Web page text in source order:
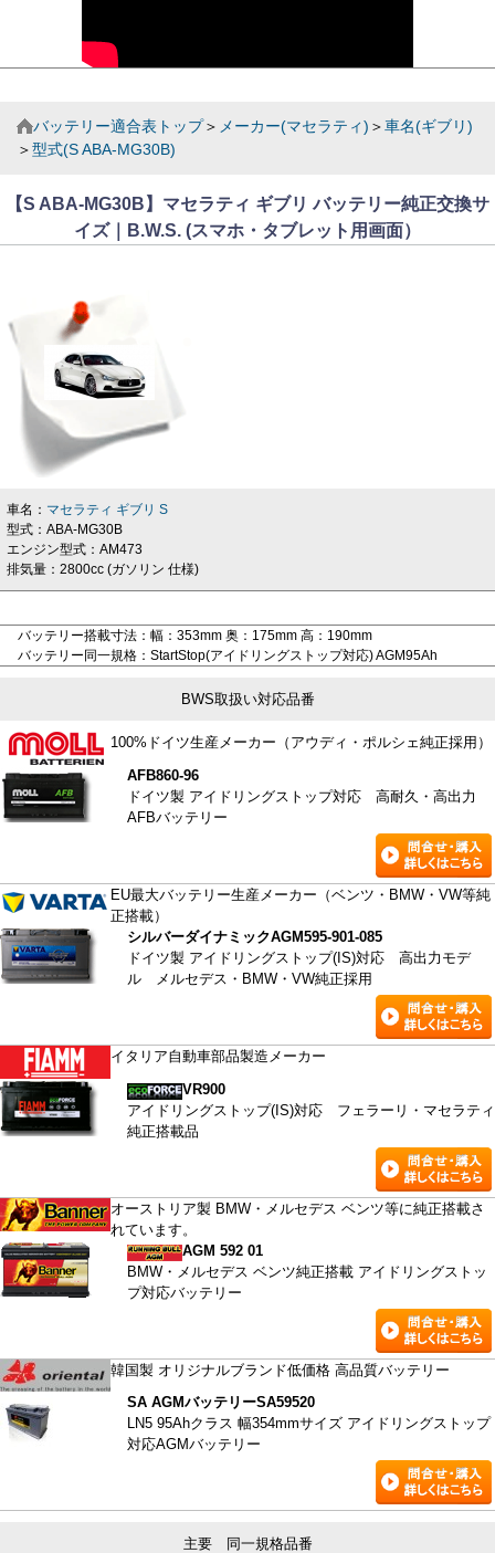
バッテリー適合表トップ＞ メーカー(マセラティ) ＞車名(ギブリ)
＞型式(S ABA-MG30B)
【S ABA-MG30B】マセラティ ギブリ バッテリー純正交換サ
イズ｜B.W.S. (スマホ・タブレット用画面）
車名： マセラティ ギブリ S
型式：ABA-MG30B
エンジン型式：AM473
排気量：2800cc (ガソリン 仕様)
バッテリー搭載寸法：幅：353mm 奥：175mm 高：190mm
バッテリー同一規格：StartStop(アイドリングストップ対応) AGM95Ah
BWS取扱い対応品番
100%ドイツ生産メーカー（アウディ・ポルシェ純正採用）
AFB860-96
ドイツ製 アイドリングストップ対応 高耐久・高出力
AFBバッテリー
EU最大バッテリー生産メーカー（ベンツ・BMW・VW等純
正搭載）
シルバーダイナミックAGM595-901-085
ドイツ製 アイドリングストップ(IS)対応 高出力モデ
ル メルセデス・BMW・VW純正採用
イタリア自動車部品製造メーカー
VR900
アイドリングストップ(IS)対応 フェラーリ・マセラティ
純正搭載品
オーストリア製 BMW・メルセデス ベンツ等に純正搭載さ
れています。
AGM 592 01
BMW・メルセデス ベンツ純正搭載 アイドリングストッ
プ対応バッテリー
韓国製 オリジナルブランド低価格 高品質バッテリー
SA AGMバッテリーSA59520
LN5 95Ahクラス 幅354mmサイズ アイドリングストップ
対応AGMバッテリー
主要 同一規格品番